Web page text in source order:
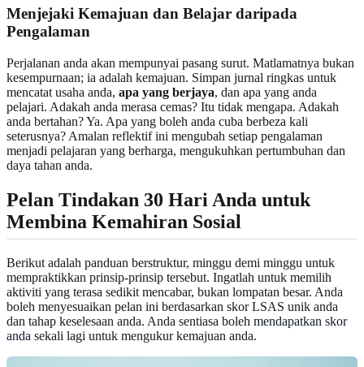
Menjejaki Kemajuan dan Belajar daripada
Pengalaman
Perjalanan anda akan mempunyai pasang surut. Matlamatnya bukan
kesempurnaan; ia adalah kemajuan. Simpan jurnal ringkas untuk
mencatat usaha anda, apa yang berjaya, dan apa yang anda
pelajari. Adakah anda merasa cemas? Itu tidak mengapa. Adakah
anda bertahan? Ya. Apa yang boleh anda cuba berbeza kali
seterusnya? Amalan reflektif ini mengubah setiap pengalaman
menjadi pelajaran yang berharga, mengukuhkan pertumbuhan dan
daya tahan anda.
Pelan Tindakan 30 Hari Anda untuk
Membina Kemahiran Sosial
Berikut adalah panduan berstruktur, minggu demi minggu untuk
mempraktikkan prinsip-prinsip tersebut. Ingatlah untuk memilih
aktiviti yang terasa sedikit mencabar, bukan lompatan besar. Anda
boleh menyesuaikan pelan ini berdasarkan skor LSAS unik anda
dan tahap keselesaan anda. Anda sentiasa boleh mendapatkan skor
anda sekali lagi untuk mengukur kemajuan anda.